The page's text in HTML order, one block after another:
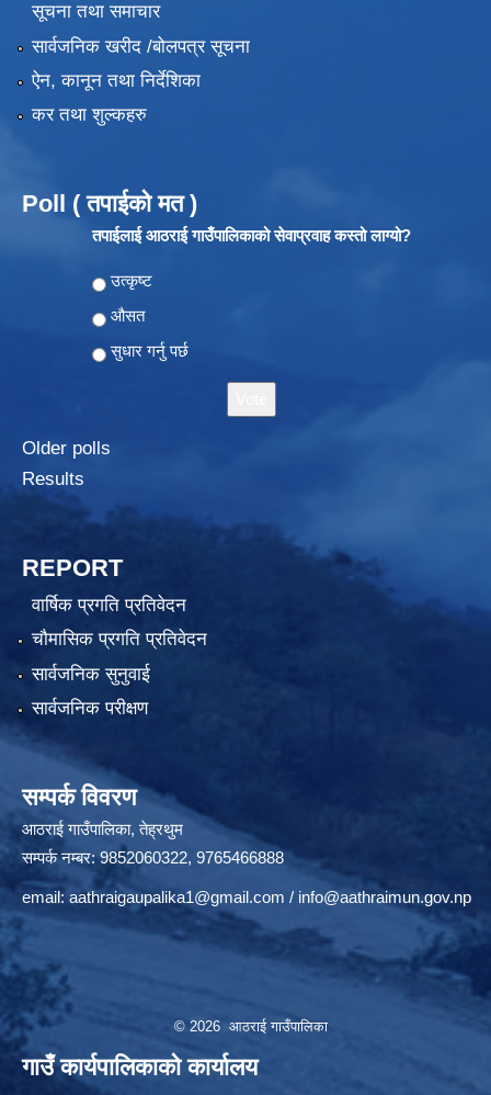
सूचना तथा समाचार
सार्वजनिक खरीद /बोलपत्र सूचना
ऐन, कानून तथा निर्देशिका
कर तथा शुल्कहरु
Poll ( तपाईको मत )
तपाईलाई आठराई गाउँपालिकाको सेवाप्रवाह कस्तो लाग्यो?
Choices
उत्कृष्ट
औसत
सुधार गर्नु पर्छ
Older polls
Results
REPORT
वार्षिक प्रगति प्रतिवेदन
चौमासिक प्रगति प्रतिवेदन
सार्वजनिक सुनुवाई
सार्वजनिक परीक्षण
सम्पर्क विवरण
आठराई गाउँपालिका, तेह्रथुम
सम्पर्क नम्बर: 9852060322, 9765466888
email: aathraigaupalika1@gmail.com / info@aathraimun.gov.np
© 2026 आठराई गाउँपालिका
गाउँ कार्यपालिकाको कार्यालय